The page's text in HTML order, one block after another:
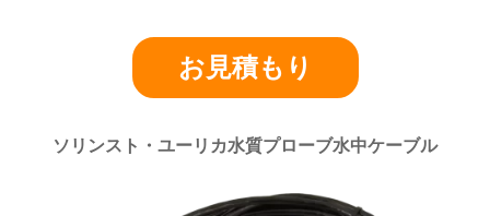
お見積もり
ソリンスト・ユーリカ水質プローブ水中ケーブル